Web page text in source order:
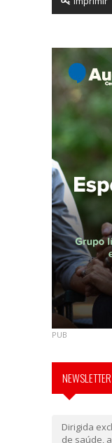
PUB
Dirigida
de saúde,